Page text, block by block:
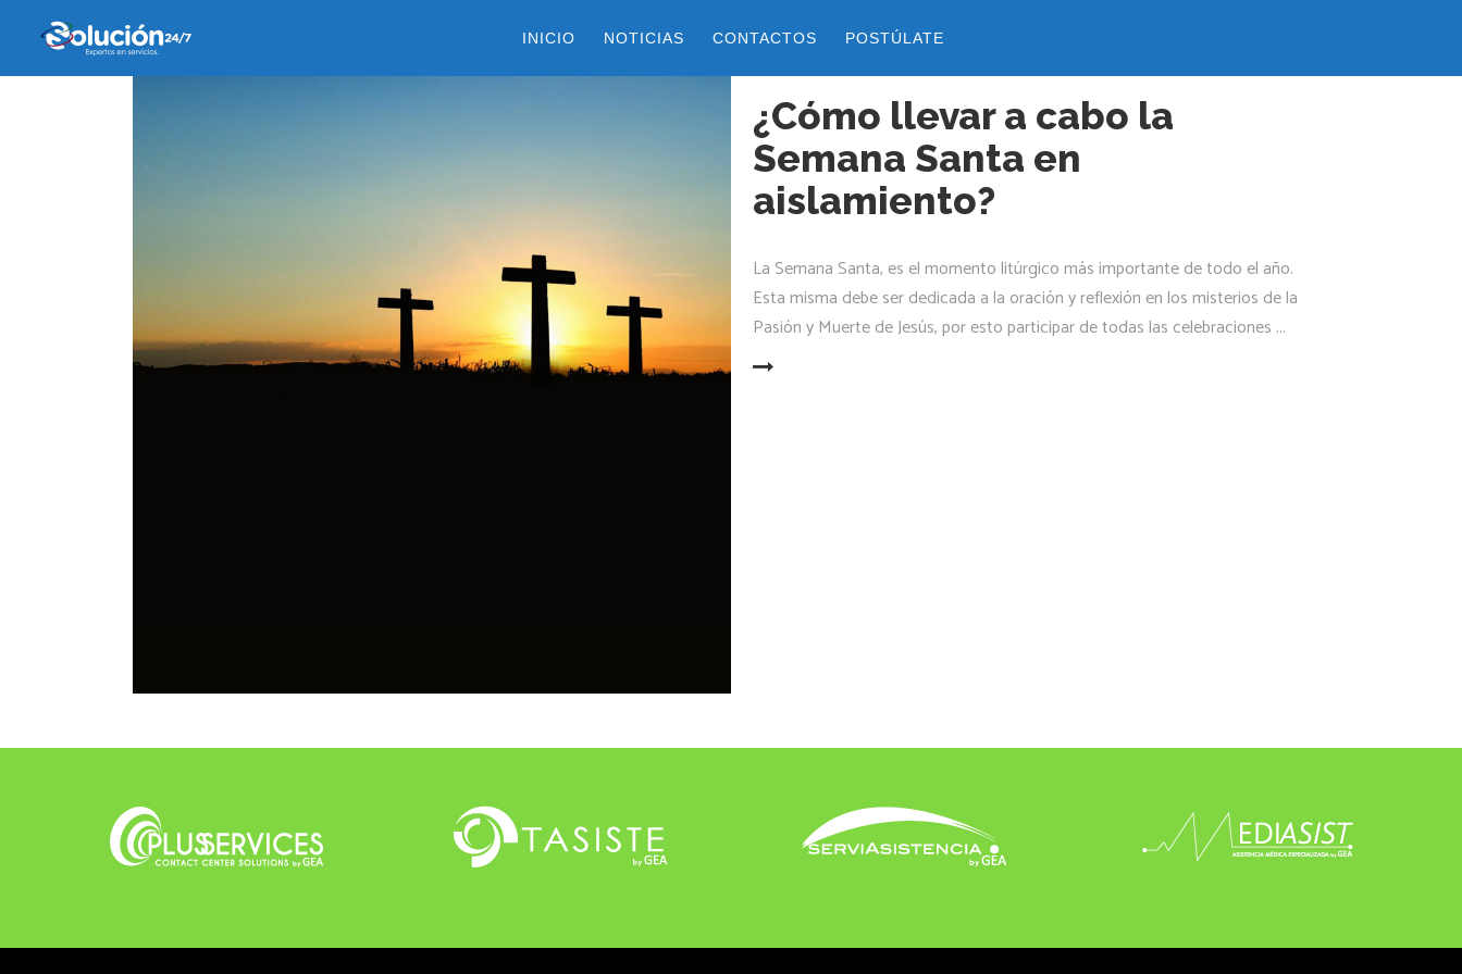
INICIO NOTICIAS CONTACTOS POSTÚLATE
¿Cómo llevar a cabo la
Semana Santa en
aislamiento?
La Semana Santa, es el momento litúrgico más importante de todo el año.
Esta misma debe ser dedicada a la oración y reflexión en los misterios de la
Pasión y Muerte de Jesús, por esto participar de todas las celebraciones
LEER MÁS